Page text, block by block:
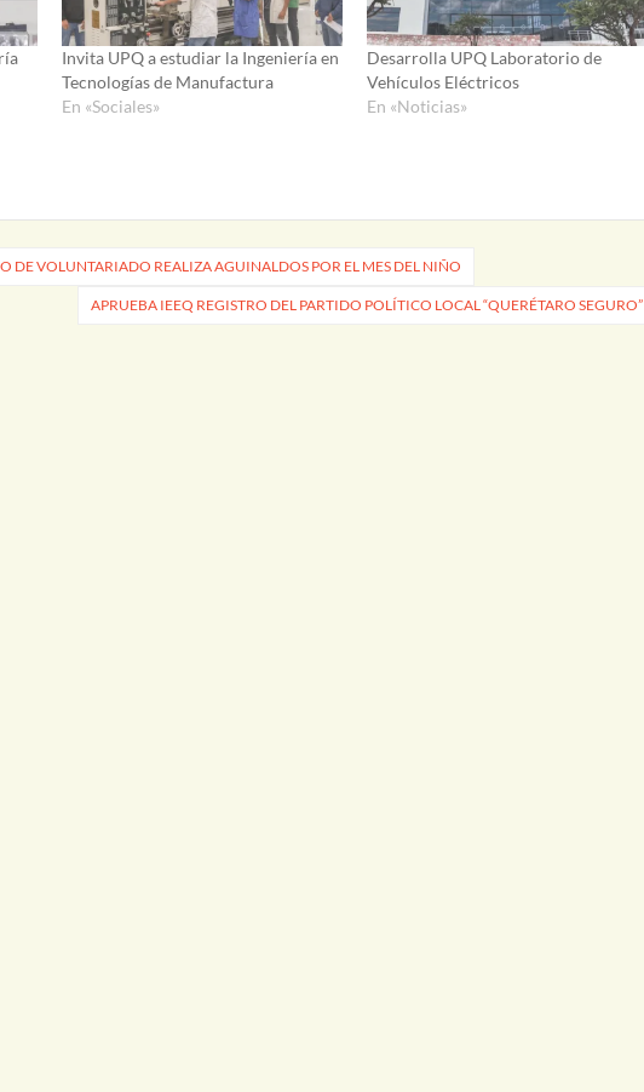
Invita UPQ a estudiar la Ingeniería en
Tecnologías de Manufactura
En «Sociales»
Desarrolla UPQ Laboratorio de
Vehículos Eléctricos
En «Noticias»
DE VOLUNTARIADO REALIZA AGUINALDOS POR EL MES DEL NIÑO
APRUEBA IEEQ REGISTRO DEL PARTIDO POLÍTICO LOCAL “QUERÉTARO SEGURO”